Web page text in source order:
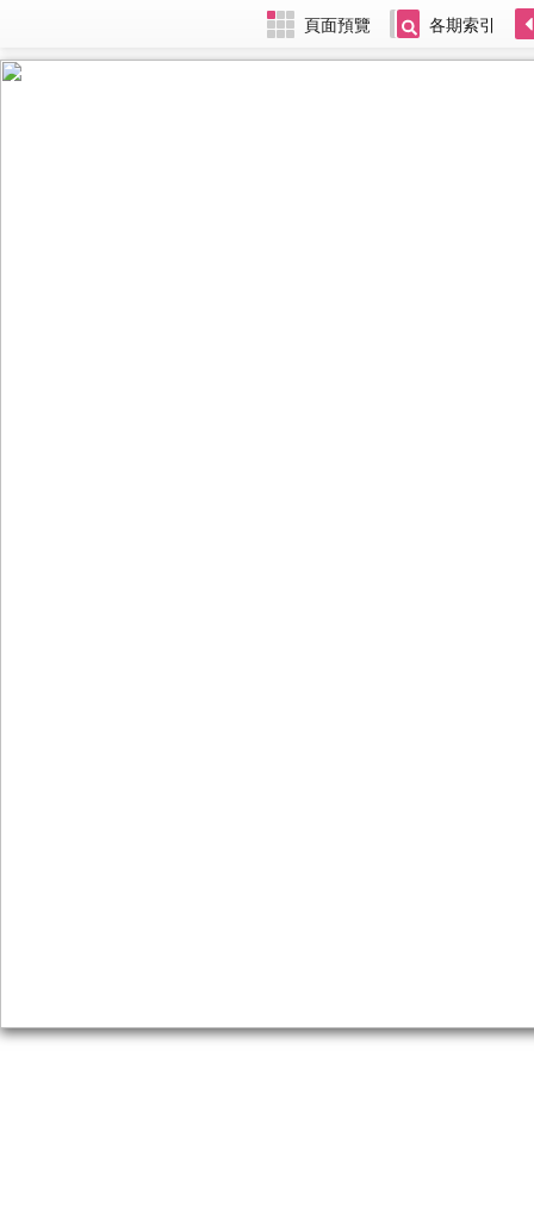
頁面預覽 各期索引